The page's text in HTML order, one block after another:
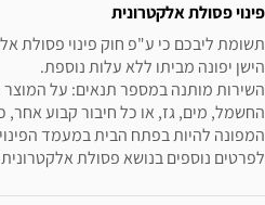
פינוי פסולת אלקטרונית
לפרטים נוספים בנושא פסולת אלקטרונית